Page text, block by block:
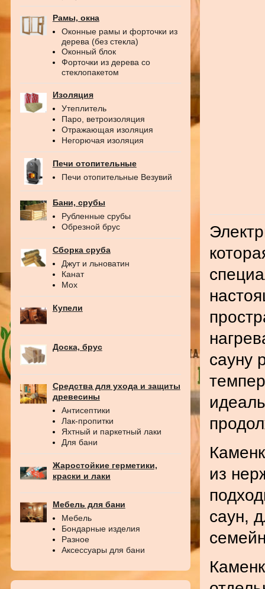
Рамы, окна
Оконные рамы и форточки из
дерева (без стекла)
Оконный блок
Форточки из дерева со
стеклопакетом
Изоляция
Утеплитель
Паро, ветроизоляция
Отражающая изоляция
Негорючая изоляция
Печи отопительные
Печи отопительные Везувий
Бани, срубы
Рубленные срубы
Обрезной брус
Сборка сруба
Джут и льноватин
Канат
Мох
Купели
Доска, брус
Средства для ухода и защиты
древесины
Антисептики
Лак-пропитки
Яхтный и паркетный лаки
Для бани
Жаростойкие герметики,
краски и лаки
Мебель для бани
Мебель
Бондарные изделия
Разное
Аксессуары для бани
сауну
из
саун,